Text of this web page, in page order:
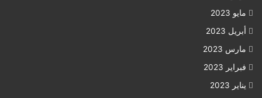
مايو 2023
أبريل 2023
مارس 2023
فبراير 2023
يناير 2023